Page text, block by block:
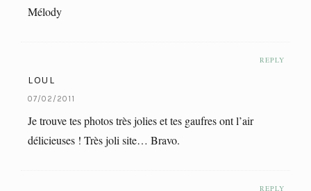
Mélody
REPLY
LOUL
07/02/2011
Je trouve tes photos très jolies et tes gaufres ont l’air
délicieuses ! Très joli site… Bravo.
REPLY